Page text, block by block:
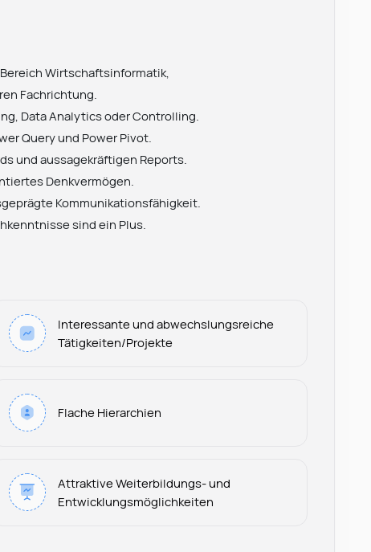
Wirtschaftsinformatik,
Fachrichtung.
Data Analytics oder Controlling.
Query und Power Pivot.
und aussagekräftigen Reports.
Denkvermögen.
Kommunikationsfähigkeit.
sind ein Plus.
Interessante und abwechslungsreiche
Tätigkeiten/Projekte
Flache Hierarchien
Attraktive Weiterbildungs- und
Entwicklungsmöglichkeiten